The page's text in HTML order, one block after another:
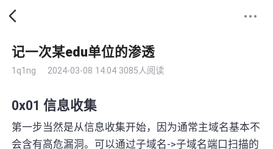
记一次某edu单位的渗透
1q1ng 2024-03-08 14:04 3085人阅读
0x01 信息收集
第一步当然是从信息收集开始，因为通常主域名基本不
会含有高危漏洞。可以通过子域名->子域名端口扫描的